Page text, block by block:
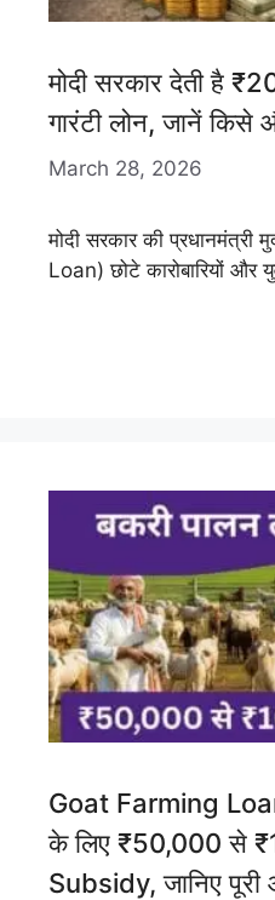
मोदी सरकार देती है
गारंटी लोन, जानें किसे
March 28, 2026
मोदी सरकार की प्रधानमंत्री
Loan) छोटे कारोबारियों और
Goat Farming
के लिए ₹50,000 से
Subsidy, जानिए पूरी